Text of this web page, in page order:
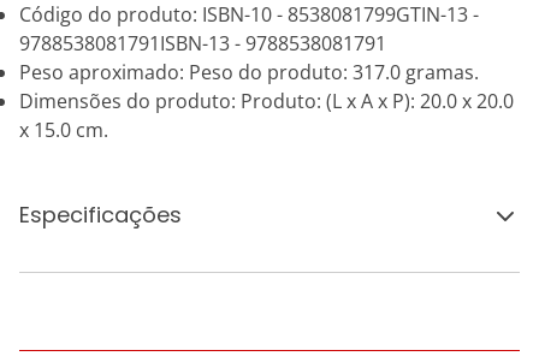
Código do produto: ISBN-10 - 8538081799GTIN-13 -
9788538081791ISBN-13 - 9788538081791
Peso aproximado: Peso do produto: 317.0 gramas.
Dimensões do produto: Produto: (L x A x P): 20.0 x 20.0
x 15.0 cm.
Especificações